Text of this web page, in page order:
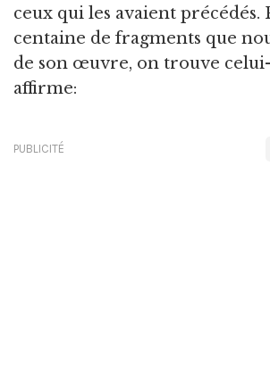
ceux qui les avaient précédés.
centaine de fragments que
de son œuvre, on trouve
affirme:
PUBLICITÉ